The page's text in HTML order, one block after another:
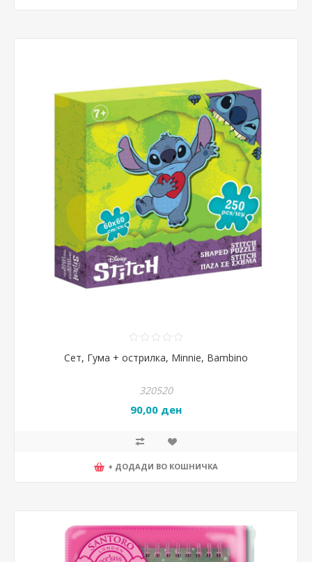
Сет, Гума + острилка, Minnie, Bambino
320520
90,00 ден
+ ДОДАДИ ВО КОШНИЧКА